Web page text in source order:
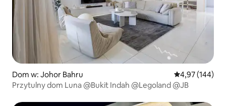
Dom w: Johor Bahru Średnia
4,97 (144)
Przytulny dom Luna @Bukit Indah @Legoland @JB